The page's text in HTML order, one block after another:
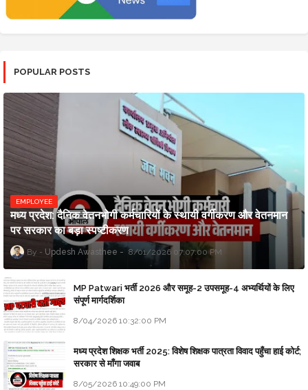
POPULAR POSTS
EMPLOYEE
मध्य प्रदेश: दैनिक वेतनभोगी कर्मचारियों के स्थायी वर्गीकरण और वेतनमान
पर सरकार का बड़ा स्पष्टीकरण
Updesh Awasthee 8/01/2026 07:07:00 PM
MP Patwari भर्ती 2026 और समूह-2 उपसमूह-4 अभ्यर्थियों के लिए
संपूर्ण मार्गदर्शिका
8/04/2026 10:32:00 PM
मध्य प्रदेश शिक्षक भर्ती 2025: विशेष शिक्षक पात्रता विवाद पहुँचा हाई कोर्ट;
सरकार से माँगा जवाब
8/05/2026 10:49:00 PM